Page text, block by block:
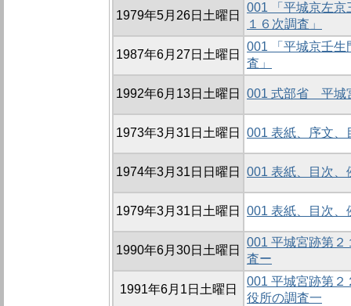
1979年5月26日土曜日
001 「平城京左
１６次調査」
1987年6月27日土曜日
001 「平城京壬
査」
1992年6月13日土曜日 001 式部省 平城
1973年3月31日土曜日 001 表紙、序文、
1974年3月31日日曜日 001 表紙、目次、
1979年3月31日土曜日 001 表紙、目次、
1990年6月30日土曜日
001 平城宮跡第２
査ー
1991年6月1日土曜日
001 平城宮跡第２
役所の調査一